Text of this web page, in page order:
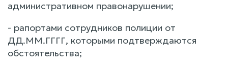
административном правонарушении;
- рапортами сотрудников полиции от
ДД.ММ.ГГГГ, которыми подтверждаются
обстоятельства;